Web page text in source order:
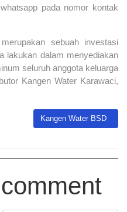
pada nomor kontak
sebuah investasi
lakukan dalam menyediakan
seluruh anggota keluarga
Kangen Water Karawaci,
SerpongNext article: Kangen
Kangen Water BSD